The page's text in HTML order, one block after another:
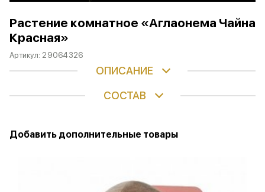
Растение комнатное «Аглаонема Чайна
Красная»
Артикул: 29064326
ОПИСАНИЕ
СОСТАВ
Добавить дополнительные товары